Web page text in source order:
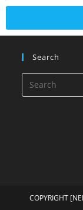
Search
COPYRIGHT